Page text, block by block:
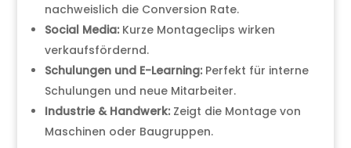
nachweislich die Conversion Rate.
Social Media:Kurze Montageclips wirken
verkaufsfördernd.
Schulungen und E-Learning:Perfekt für interne
Schulungen und neue Mitarbeiter.
Industrie & Handwerk:Zeigt die Montage von
Maschinen oder Baugruppen.